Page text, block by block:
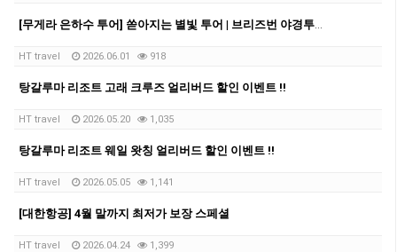
HT travel 2026.06.01 918
탕갈루마 리조트 고래 크루즈 얼리버드 할인 이벤트 !!
HT travel 2026.05.20 1,035
탕갈루마 리조트 웨일 왓칭 얼리버드 할인 이벤트 !!
HT travel 2026.05.05 1,141
[대한항공] 4월 말까지 최저가 보장 스페셜
HT travel 2026.04.24 1,399